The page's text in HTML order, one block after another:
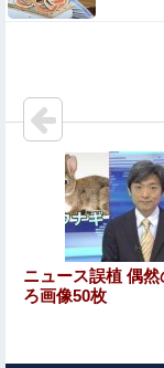
【画像】漫画家・
【悲報】ラッパ
会人の初ボーナス
給食着はすごい
むせ込むほどにク
【まとめ】森保
観客新記録、ス
ニュース誤植 偶然
ろ画像50枚